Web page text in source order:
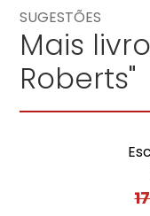
SUGESTÕES
Mais
Roberts"